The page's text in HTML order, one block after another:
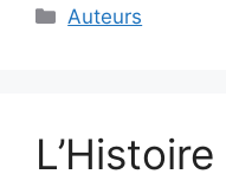
Categories
Auteurs